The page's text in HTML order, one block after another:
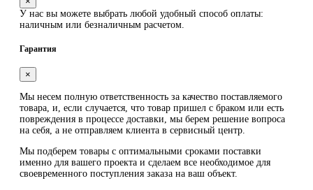
У нас вы можете выбрать любой удобный способ оплаты:
наличным или безналичным расчетом.
Гарантия
×
Мы несем полную ответственность за качество поставляемого
товара, и, если случается, что товар пришел с браком или есть
повреждения в процессе доставки, мы берем решение вопроса
на себя, а не отправляем клиента в сервисный центр.
Мы подберем товары с оптимальными сроками поставки
именно для вашего проекта и сделаем все необходимое для
своевременного поступления заказа на ваш объект.